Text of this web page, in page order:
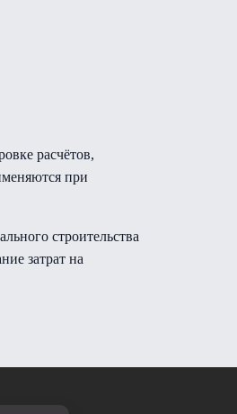
расчётов,
при
строительства
затрат на